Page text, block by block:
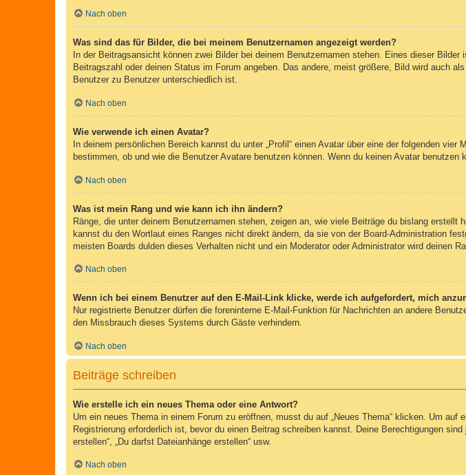
Nach oben
Was sind das für Bilder, die bei meinem Benutzernamen angezeigt werden?
In der Beitragsansicht können zwei Bilder bei deinem Benutzernamen stehen. Eines dieser
Beitragszahl oder deinen Status im Forum angeben. Das andere, meist größere, Bild wird auch
Benutzer zu Benutzer unterschiedlich ist.
Nach oben
Wie verwende ich einen Avatar?
In deinem persönlichen Bereich kannst du unter „Profil“ einen Avatar über eine der folgenden
bestimmen, ob und wie die Benutzer Avatare benutzen können. Wenn du keinen Avatar
Nach oben
Was ist mein Rang und wie kann ich ihn ändern?
Ränge, die unter deinem Benutzernamen stehen, zeigen an, wie viele Beiträge du bislang
kannst du den Wortlaut eines Ranges nicht direkt ändern, da sie von der Board-Administration
meisten Boards dulden dieses Verhalten nicht und ein Moderator oder Administrator wird deinen
Nach oben
Wenn ich bei einem Benutzer auf den E-Mail-Link klicke, werde ich aufgefordert, mich
Nur registrierte Benutzer dürfen die foreninterne E-Mail-Funktion für Nachrichten an andere
den Missbrauch dieses Systems durch Gäste verhindern.
Nach oben
Beiträge schreiben
Wie erstelle ich ein neues Thema oder eine Antwort?
Um ein neues Thema in einem Forum zu eröffnen, musst du auf „Neues Thema“ klicken. Um
Registrierung erforderlich ist, bevor du einen Beitrag schreiben kannst. Deine Berechtigungen
erstellen“, „Du darfst Dateianhänge erstellen“ usw.
Nach oben